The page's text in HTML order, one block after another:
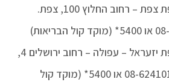
לשכת בריאות נפת צפת – רחוב החלוץ 100, צפת.
לשכת בריאות נפת יזעראל – עפולה – רחוב ירושלים 4,
עפולה. טלפון: 08-6241010 או 5400* (מוקד קול